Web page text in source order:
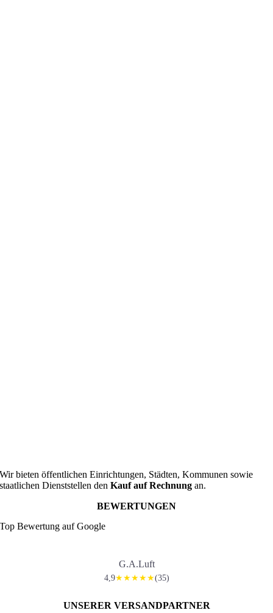
Wir bieten öffentlichen Einrichtungen, Städten, Kommunen sowie
staatlichen Dienststellen denKauf auf Rechnung an.
BEWERTUNGEN
Top Bewertung auf Google
G.A.Luft
4,9★★★★★(35)
UNSERER VERSANDPARTNER